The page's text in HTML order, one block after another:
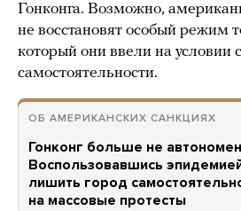
Гонконга. Возможно,
не восстановят особый режим
который они ввели на условии
самостоятельности.
ОБ АМЕРИКАНСКИХ САНКЦИЯХ
Гонконг больше не
Воспользовавшись
лишить город
на массовые протесты